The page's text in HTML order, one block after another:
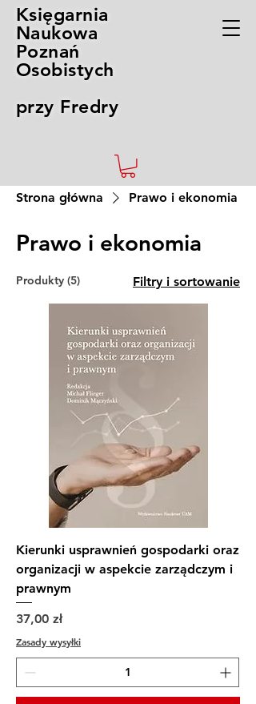
Księgarnia
Naukowa
Poznań
Osobistych
przy Fredry
Strona główna Prawo i ekonomia
Prawo i ekonomia
Produkty (5) Filtry i sortowanie
Kierunki usprawnień gospodarki oraz
organizacji w aspekcie zarządczym i
prawnym
Cena
37,00 zł
Zasady wysyłki